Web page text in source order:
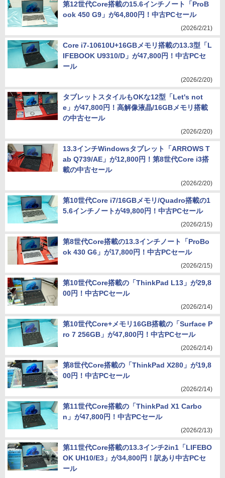
第12世代Core搭載の15.6インチノート「ProB
ook 450 G9」が64,800円！中古PCセール
(2026/2/21)
Core i7-10610U+16GBメモリ搭載の13.3型「L
IFEBOOK U9310/D」が47,800円！中古PCセ
ール
(2026/2/20)
タブレットスタイルもOKな12型「Let's not
e」が47,800円！高解像液晶/16GBメモリ搭載
の中古セール
(2026/2/20)
13.3インチWindowsタブレット「ARROWS T
ab Q739/AE」が12,800円！第8世代Core i3搭
載の中古セール
(2026/2/20)
第10世代Core i7/16GBメモリ/Quadro搭載の1
5.6インチノートが49,800円！中古PCセール
(2026/2/15)
第8世代Core搭載の13.3インチノート「ProBo
ok 430 G6」が17,800円！中古PCセール
(2026/2/15)
第10世代Core搭載の「ThinkPad L13」が29,8
00円！中古PCセール
(2026/2/14)
第10世代Core+メモリ16GB搭載の「Surface P
ro 7 256GB」が47,800円！中古PCセール
(2026/2/14)
第8世代Core搭載の「ThinkPad X280」が19,8
00円！中古PCセール
(2026/2/14)
第11世代Core搭載の「ThinkPad X1 Carbo
n」が47,800円！中古PCセール
(2026/2/13)
第11世代Core搭載の13.3インチ2in1「LIFEBO
OK UH10/E3」が34,800円！訳あり中古PCセ
ール